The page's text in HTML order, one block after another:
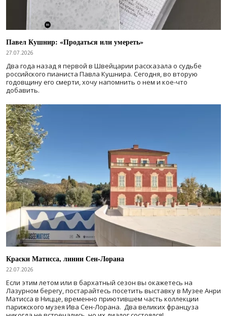
Павел Кушнир: «Продаться или умереть»
27.07.2026
Два года назад я первой в Швейцарии рассказала о судьбе
российского пианиста Павла Кушнира. Сегодня, во вторую
годовщину его смерти, хочу напомнить о нем и кое-что
добавить.
Краски Матисса, линии Сен-Лорана
22.07.2026
Если этим летом или в бархатный сезон вы окажетесь на
Лазурном берегу, постарайтесь посетить выставку в Музее Анри
Матисса в Ницце, временно приютившем часть коллекции
парижского музея Ива Сен-Лорана. Два великих француза